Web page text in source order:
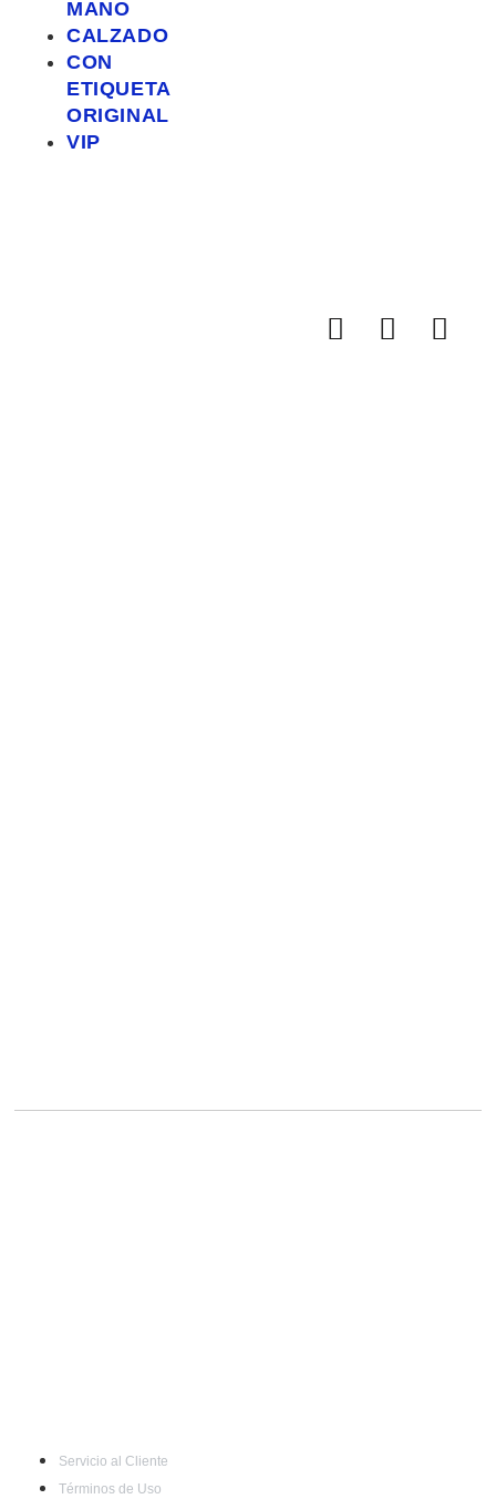
MANO
CALZADO
CON
ETIQUETA
ORIGINAL
VIP
Servicio al Cliente
Términos de Uso